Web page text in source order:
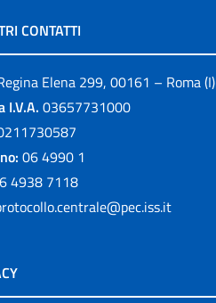
CONTATTI
Elena 299, 00161 – Roma (I)
I.V.A. 03657731000
06 4990 1
4938 7118